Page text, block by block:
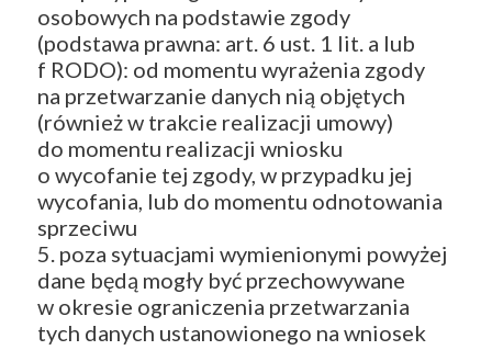
osobowych na podstawie zgody
(podstawa prawna: art. 6 ust. 1 lit. a lub
f RODO): od momentu wyrażenia zgody
na przetwarzanie danych nią objętych
(również w trakcie realizacji umowy)
do momentu realizacji wniosku
o wycofanie tej zgody, w przypadku jej
wycofania, lub do momentu odnotowania
sprzeciwu
5. poza sytuacjami wymienionymi powyżej
dane będą mogły być przechowywane
w okresie ograniczenia przetwarzania
tych danych ustanowionego na wniosek